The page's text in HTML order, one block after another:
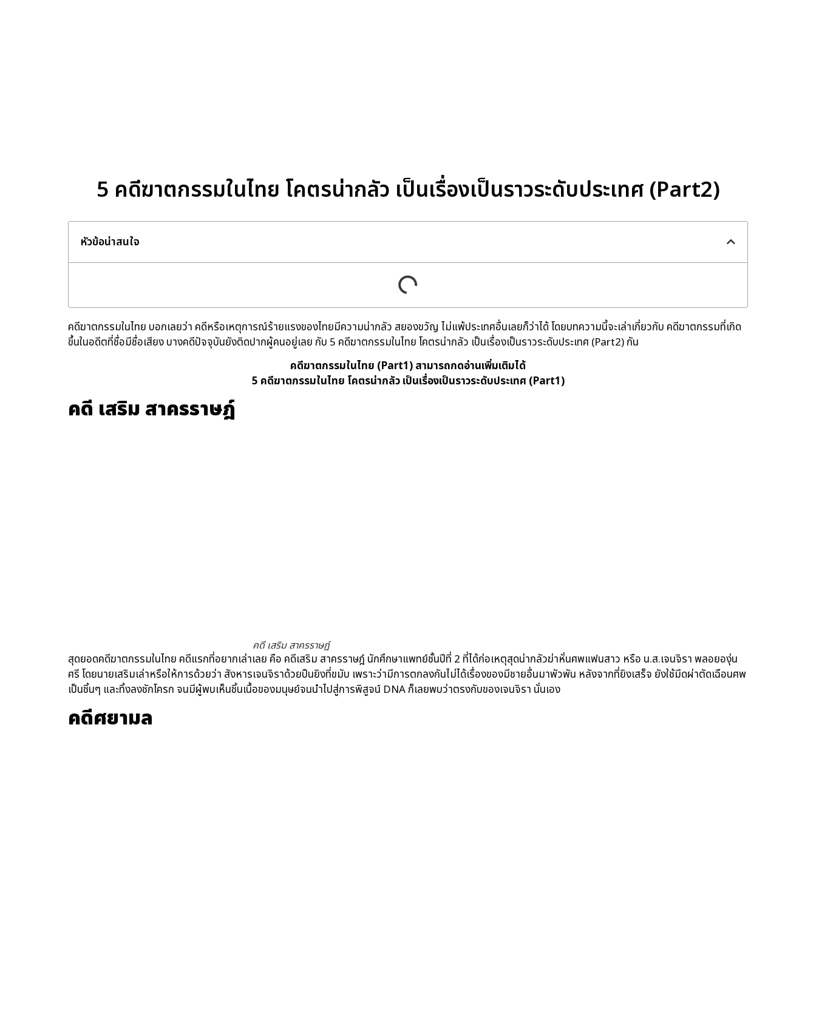
5 คดีฆาตกรรมในไทย โคตรน่ากลัว เป็นเรื่องเป็นราวระดับประเทศ (Part2)
หัวข้อน่าสนใจ
คดีฆาตกรรมในไทย บอกเลยว่า คดีหรือเหตุการณ์ร้ายแรงของไทยมีความน่ากลัว สยองขวัญ ไม่แพ้ประเทศอื่นเลยก็ว่าได้ โดยบทความนี้จะเล่าเกี่ยวกับ คดีฆาตกรรมที่เกิด
ขึ้นในอดีตที่ชื่อมีชื่อเสียง บางคดีปัจจุบันยังติดปากผู้คนอยู่เลย กับ 5 คดีฆาตกรรมในไทย โคตรน่ากลัว เป็นเรื่องเป็นราวระดับประเทศ (Part2) กัน
คดีฆาตกรรมในไทย (Part1) สามารถกดอ่านเพิ่มเติมได้
5 คดีฆาตกรรมในไทย โคตรน่ากลัว เป็นเรื่องเป็นราวระดับประเทศ (Part1)
คดี เสริม สาครราษฎ์
คดี เสริม สาครราษฎ์
สุดยอดคดีฆาตกรรมในไทย คดีแรกที่อยากเล่าเลย คือ คดีเสริม สาครราษฎ์ นักศึกษาแพทย์ชั้นปีที่ 2 ที่ได้ก่อเหตุสุดน่ากลัวฆ่าหั่นศพแฟนสาว หรือ น.ส.เจนจิรา พลอยองุ่น
ศรี โดยนายเสริมเล่าหรือให้การด้วยว่า สังหารเจนจิราด้วยปืนยิงที่ขมับ เพราะว่ามีการตกลงกันไม่ได้เรื่องของมีชายอื่นมาพัวพัน หลังจากที่ยิงเสร็จ ยังใช้มีดผ่าตัดเฉือนศพ
เป็นชิ้นๆ และทิ้งลงชักโครก จนมีผู้พบเห็นชิ้นเนื้อของมนุษย์จนนำไปสู่การพิสูจน์ DNA ก็เลยพบว่าตรงกับของเจนจิรา นั่นเอง
คดีศยามล